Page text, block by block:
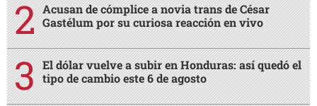
Acusan de cómplice a novia trans de César
Gastélum por su curiosa reacción en vivo
El dólar vuelve a subir en Honduras: así quedó el
tipo de cambio este 6 de agosto